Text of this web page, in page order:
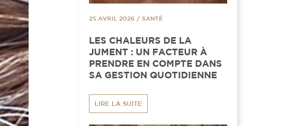
25 AVRIL 2026 / SANTÉ
LES CHALEURS DE LA
JUMENT : UN FACTEUR À
PRENDRE EN COMPTE DANS
SA GESTION QUOTIDIENNE
LIRE LA SUITE